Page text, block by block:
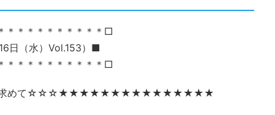
＊＊＊＊＊＊＊＊＊＊□
日（水）Vol.153）■
＊＊＊＊＊＊＊＊＊＊□
めて☆☆☆★★★★★★★★★★★★★★★